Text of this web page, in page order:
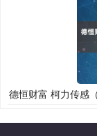
德恒财富 柯力传感